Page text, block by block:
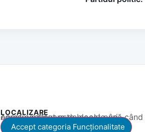
LOCALIZARE
Acest conținut este blocat până când acceptați categoria corespunzătoare de cookie-uri.
Accept categoria Funcționalitate